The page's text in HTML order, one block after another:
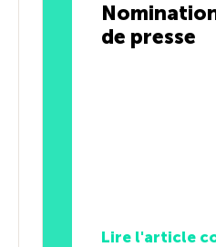
de presse
Lire l'article